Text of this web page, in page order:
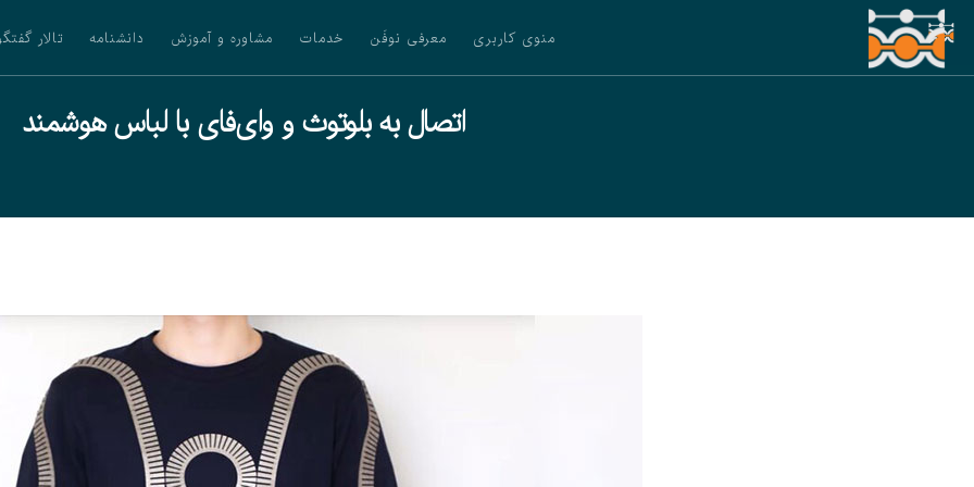
منوی کاربری معرفی نوفَن خدمات مشاوره و آموزش دانشنامه تالار
اتصال به بلوتوث و وای‌فای با لباس هوشمند